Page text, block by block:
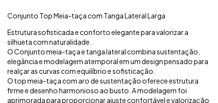
Conjunto Top Meia-taça com Tanga Lateral Larga
Estrutura sofisticada e conforto elegante para valorizar a
silhueta com naturalidade.
O Conjunto meia-taça e tanga lateral combina sustentação,
elegância e modelagem atemporal em um design pensado para
realçar as curvas com equilíbrio e sofisticação.
O top meia-taça com aro de sustentação oferece estrutura
firme e desenho harmonioso ao busto. A modelagem foi
aprimorada para proporcionar ajuste confortável e valorização